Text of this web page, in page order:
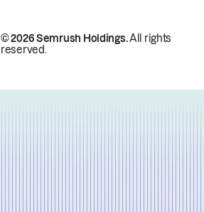
© 2026 Semrush Holdings.All rights
reserved.